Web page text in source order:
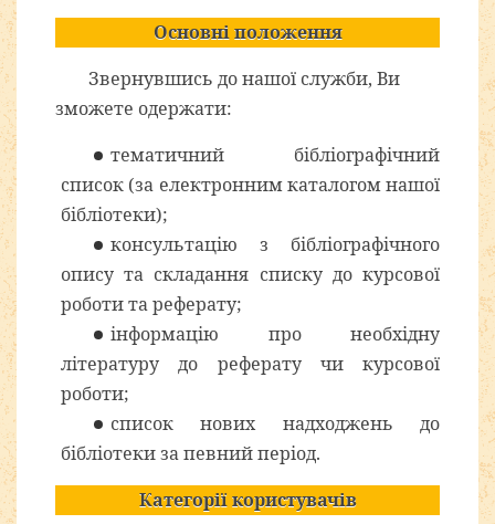
Основні положення
Звернувшись до нашої служби, Ви
зможете одержати:
тематичний бібліографічний
список (за електронним каталогом нашої
бібліотеки);
консультацію з бібліографічного
опису та складання списку до курсової
роботи та реферату;
інформацію про необхідну
літературу до реферату чи курсової
роботи;
список нових надходжень до
бібліотеки за певний період.
Категорії користувачів